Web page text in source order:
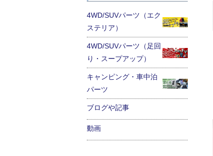
4WD/SUVパーツ（エク
ステリア）
4WD/SUVパーツ（足回
り・スープアップ）
キャンピング・車中泊
パーツ
ブログや記事
動画